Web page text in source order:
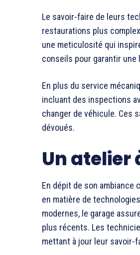
Le savoir-faire de leurs
restaurations plus
une meticulosité qui
conseils pour garantir
En plus du service
incluant des inspections
changer de véhicule. Ces
dévoués.
Un atelier
En dépit de son ambiance
en matière de
modernes, le garage
plus récents. Les
mettant à jour leur savoir-